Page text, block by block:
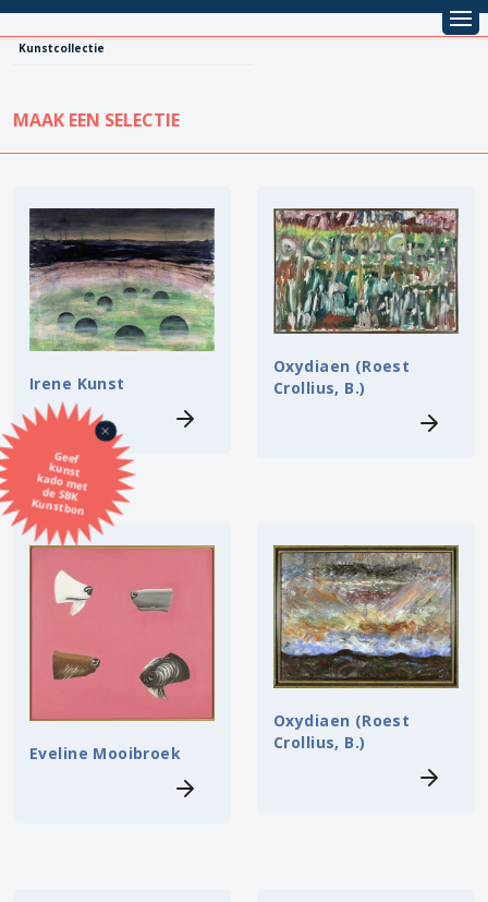
Kunstcollectie
Geef
kunst
kado met
de SBK
Kunstbon
MAAK EEN SELECTIE
KUNSTCOLLECTIE
Alle kunstwerken
Koopprijs
Vestiging
Stijl
Onderwerp
Techniek
Kunstenaar
Formaat
Orientatie
Kleur
Irene Kunst
Oxydiaen (Roest
Crollius, B.)
Eveline Mooibroek
Oxydiaen (Roest
Crollius, B.)